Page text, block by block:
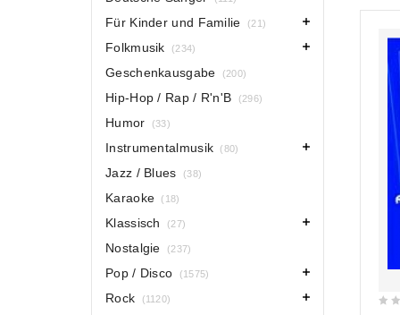
Für Kinder und Familie (21)
Folkmusik (234)
Geschenkausgabe (200)
Hip-Hop / Rap / R'n'B (296)
Humor (33)
Instrumentalmusik (80)
Jazz / Blues (38)
Karaoke (18)
Klassisch (27)
Nostalgie (237)
Pop / Disco (1575)
Rock (1120)